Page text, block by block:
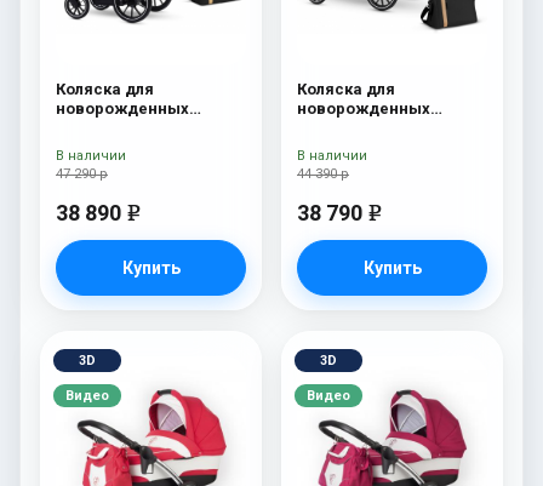
Коляска для
новорожденных
Onyx
47 290 р
38 890 e
Купить
В наличии
Коляска для
новорожденных
сумка Onyx
44 390 р
38 790 e
Купить
В наличии
3D
Видео
3D
Видео